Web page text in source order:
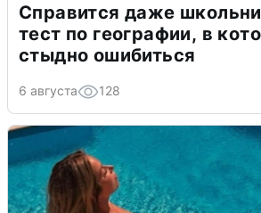
Справится даже
тест по географии, в
стыдно ошибиться
6 августа 128